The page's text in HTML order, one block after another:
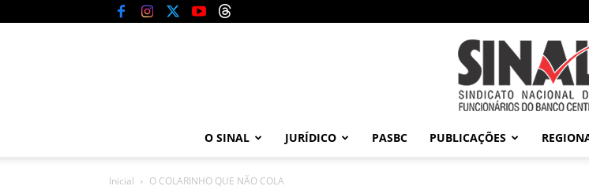
O SINAL JURÍDICO PASBC PUBLICAÇÕES
Inicial O COLARINHO QUE NÃO COLA